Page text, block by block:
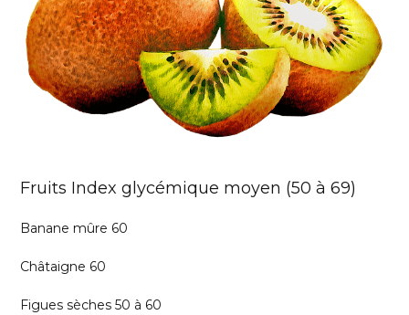
Fruits Index glycémique moyen (50 à 69)
Banane mûre 60
Châtaigne 60
Figues sèches 50 à 60